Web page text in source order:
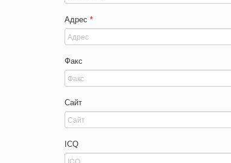
Адрес *
Факс
Сайт
ICQ